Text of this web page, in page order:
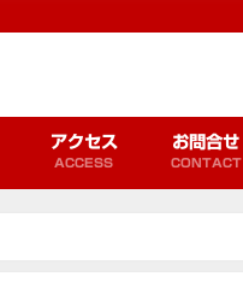
アクセス
ACCESS
お問合せ
CONTACT